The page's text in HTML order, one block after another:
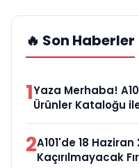
🔥 Son Haberler
1Yaza Merhaba!
Ürünler Kataloğu
2A101'de 18
Kaçırılmayacak